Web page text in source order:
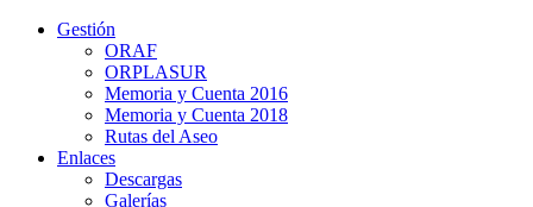
Gestión
ORAF
ORPLASUR
Memoria y Cuenta 2016
Memoria y Cuenta 2018
Rutas del Aseo
Enlaces
Descargas
Galerías